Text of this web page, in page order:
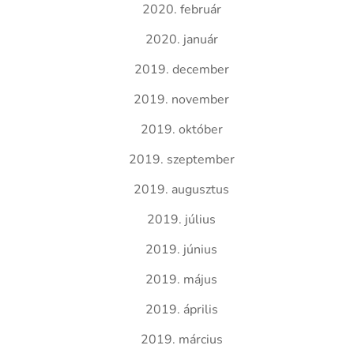
2020. február
2020. január
2019. december
2019. november
2019. október
2019. szeptember
2019. augusztus
2019. július
2019. június
2019. május
2019. április
2019. március